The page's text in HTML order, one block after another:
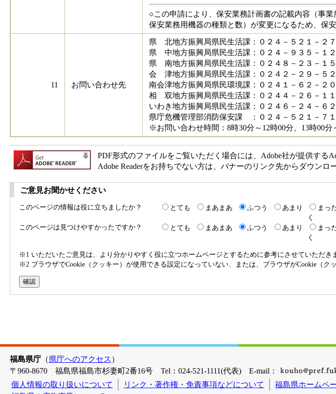
○この申請により、保安業務計画書の記載内容（事
保安業務用機器の種類と数）が変更になるため、保
11 お問い合わせ先
県 北地方振興局県民生活課：０２４－５２１－２７
県 中地方振興局県民生活課：０２４－９３５－１２
県 南地方振興局県民生活課：０２４８－２３－１
会 津地方振興局県民生活課：０２４２－２９－５２
南会津地方振興局県民環境課：０２４１－６２－２
相 双地方振興局県民生活課：０２４４－２６－１
いわき地方振興局県民生活課：０２４６－２４－６
県庁危機管理部消防保安課 ：０２４－５２１－７１
※お問い合わせ時間：8時30分～12時00分、13時00分
PDF形式のファイルをご覧いただく場合には、Adobe社が提供する
Adobe Readerをお持ちでない方は、バナーのリンク先からダウンロ
ご意見お聞かせください
このページの情報は役に立ちましたか？ とても まあまあ ふつう あまり
まっ
く
このページは見つけやすかったですか？
とても まあまあ ふつう あまり
まっ
く
※1 いただいたご意見は、より分かりやすく役に立つホームページとするために参考にさせていただき
※2 ブラウザでCookie（クッキー）が使用できる設定になっていない、または、ブラウザがCookie（ク
福島県庁 （県庁へのアクセス ）
〒960-8670 福島県福島市杉妻町2番16号 Tel：024-521-1111(代表) E-mail：
個人情報の取り扱いについて
リンク・著作権・免責事項などについて 福島県ホームペ